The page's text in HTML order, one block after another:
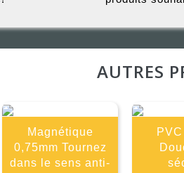
AUTRES
Magnétique
0,75mm Tournez
dans le sens anti-